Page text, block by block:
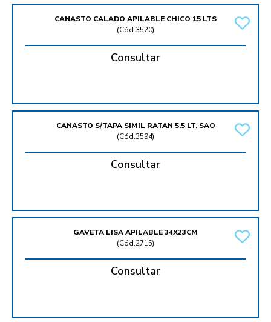
CANASTO CALADO APILABLE CHICO 15 LTS
(Cód.3520)
Consultar
CANASTO S/TAPA SIMIL RATAN 5.5 LT. SAO
(Cód.3594)
Consultar
GAVETA LISA APILABLE 34X23CM
(Cód.2715)
Consultar